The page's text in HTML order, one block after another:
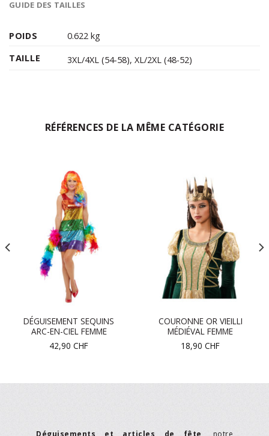
GUIDE DES TAILLES
POIDS
0.622 kg
TAILLE
3XL/4XL (54-58),XL/2XL (48-52)
RÉFÉRENCES DE LA MÊME CATÉGORIE
DÉGUISEMENT SEQUINS
ARC-EN-CIEL FEMME
42,90 CHF
COURONNE OR VIEILLI
MÉDIÉVAL FEMME
18,90 CHF
Déguisements et articles de fête , notre